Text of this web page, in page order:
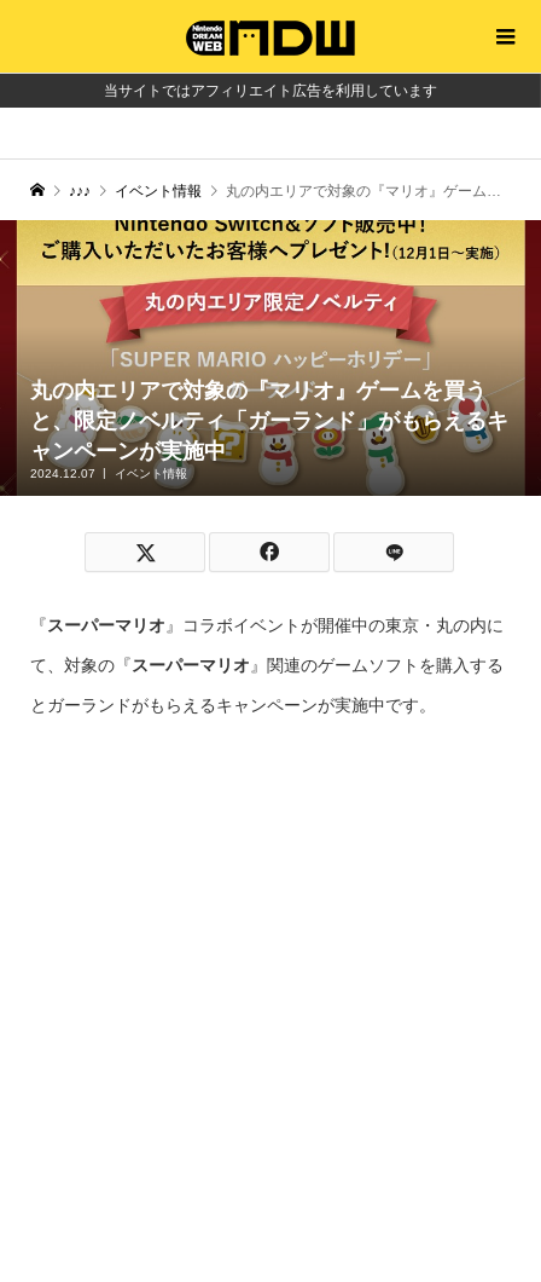
当サイトではアフィリエイト広告を利用しています
♪♪♪ イベント情報 丸の内エリアで対象の『マリオ』ゲームを買うと、限定ノベルティ「ガーランド」がもらえるキャンペーンが実施中
丸の内エリアで対象の『マリオ』ゲームを買う
と、限定ノベルティ「ガーランド」がもらえるキ
ャンペーンが実施中
2024.12.07 イベント情報
『スーパーマリオ 』コラボイベントが開催中の東京・丸の内に
て、対象の『スーパーマリオ 』関連のゲームソフトを購入する
とガーランドがもらえるキャンペーンが実施中です。